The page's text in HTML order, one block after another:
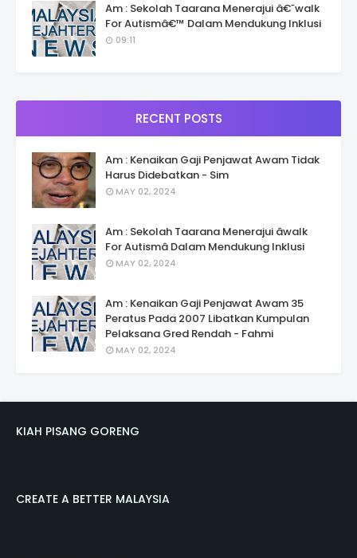
Am : Sekolah Taarana Menerajui â€˜walk
For Autismâ€™ Dalam Mendukung Inklusi
09:11
RECENT POSTS
Am : Kenaikan Gaji Penjawat Awam Tidak
Harus Didebatkan - Sim
MAY 02, 2024
Am : Sekolah Taarana Menerajui âwalk
For Autismâ Dalam Mendukung Inklusi
MAY 02, 2024
Am : Kenaikan Gaji Penjawat Awam 35
Peratus Pada 2007 Libatkan Kumpulan
Pelaksana Gred Rendah - Fahmi
MAY 02, 2024
KIAH PISANG GORENG
CREATE A BETTER MALAYSIA